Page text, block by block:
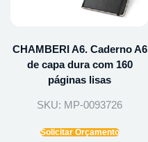
CHAMBERI A6. Caderno A6
de capa dura com 160
páginas lisas
SKU: MP-0093726
Solicitar Orçamento